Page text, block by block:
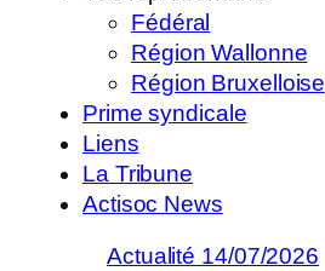
Fédéral
Région Wallonne
Région Bruxelloise
Prime syndicale
Liens
La Tribune
Actisoc News
Actualité 14/07/2026